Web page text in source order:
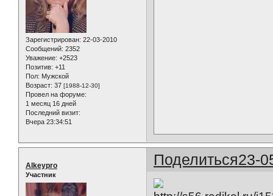
Зарегистрирован: 22-03-2010
Сообщений: 2352
Уважение: +2523
Позитив: +11
Пол: Мужской
Возраст: 37 [1988-12-30]
Провел на форуме:
1 месяц 16 дней
Последний визит:
Вчера 23:34:51
Поделиться23-
Alkeypro
Участник